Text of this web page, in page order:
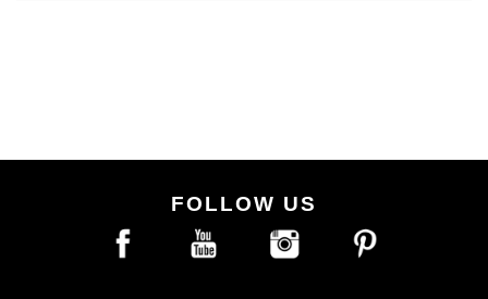
FOLLOW US